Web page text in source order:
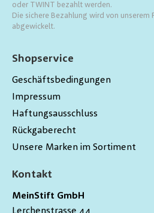
Kontakt
MeinStift GmbH
Shopservice
Geschäftsbedingungen
Impressum
Haftungsausschluss
Rückgaberecht
Unsere Marken im Sortiment
oder TWINT bezahlt werden.
Die sichere Bezahlung wird von unserem
abgewickelt.